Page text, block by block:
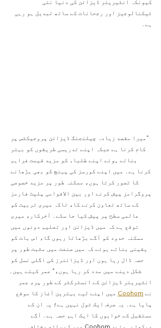
کیونکہ انٹیریئر ڈیزائن کی دنیا نئی
ٹیکنالوجیز اور رجحانات کے ساتھ تبدیل ہو رہی
ہے۔
"میرا مقصد زیادہ چیلنجنگ ڈیزائن پروجیکٹس پر
کام کرنا ہے جبکہ اپنے تدریسی طریقوں کو بہتر
بناتے ہوئے اپنے طلباء کو مزید قیمت فراہم
کرنا ہے۔ میں اپنے کورسز کی پہنچ کو بھی بڑھانے
کا تصور کرتا ہوں، ممکنہ طور پر مزید خصوصی
پروگرامز پیش کرنے اور بین الاقوامی پلیٹ فارمز
کے ساتھ تعاون کرنے کا، تاکہ میری تربیت کو
عالمی سطح پر پیش کیا جا سکے۔ آخرکار، میری
توقع ہے کہ میں ڈیزائن اور تعلیم دونوں میں
ممکنہ حدود کو آگے بڑھاتا رہوں گا، اس بات کو
یقینی بناتے ہوئے کہ میں صنعت میں مثبت طور پر
حصہ ڈال رہا ہوں اور ڈیزائنرز کی اگلی نسل کو
شکل دینے میں مدد کر رہا ہوں،" عمر کہتے ہیں۔
انٹیریئر ڈیزائن کے انسٹرکٹر کے طور پر، عمر
نے Coohom میں اپنے لیے بہترین آغاز کا موقع
پایا ہے۔ یہ صرف ایک ٹول نہیں ہے؛ یہ ان کے
مستقبل کے خوابوں کا ایک اہم حصہ ہے۔ آگے
دیکھتے ہوئے، Coohom عمر کے ساتھ مختلف